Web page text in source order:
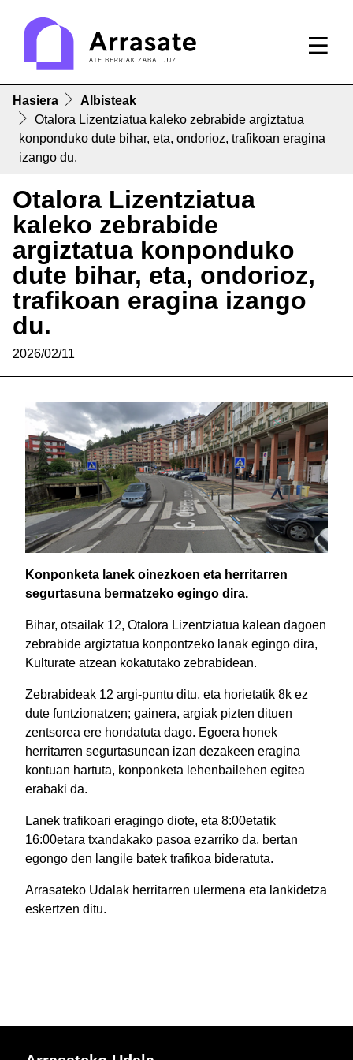
Hasiera
Albisteak
Otalora Lizentziatua kaleko zebrabide argiztatua
konponduko dute bihar, eta, ondorioz, trafikoan eragina
izango du.
Otalora Lizentziatua
kaleko zebrabide
argiztatua konponduko
dute bihar, eta, ondorioz,
trafikoan eragina izango
du.
2026/02/11
Konponketa lanek oinezkoen eta herritarren
segurtasuna bermatzeko egingo dira.
Bihar, otsailak 12, Otalora Lizentziatua kalean dagoen
zebrabide argiztatua konpontzeko lanak egingo dira,
Kulturate atzean kokatutako zebrabidean.
Zebrabideak 12 argi-puntu ditu, eta horietatik 8k ez
dute funtzionatzen; gainera, argiak pizten dituen
zentsorea ere hondatuta dago. Egoera honek
herritarren segurtasunean izan dezakeen eragina
kontuan hartuta, konponketa lehenbailehen egitea
erabaki da.
Lanek trafikoari eragingo diote, eta 8:00etatik
16:00etara txandakako pasoa ezarriko da, bertan
egongo den langile batek trafikoa bideratuta.
Arrasateko Udalak herritarren ulermena eta lankidetza
eskertzen ditu.